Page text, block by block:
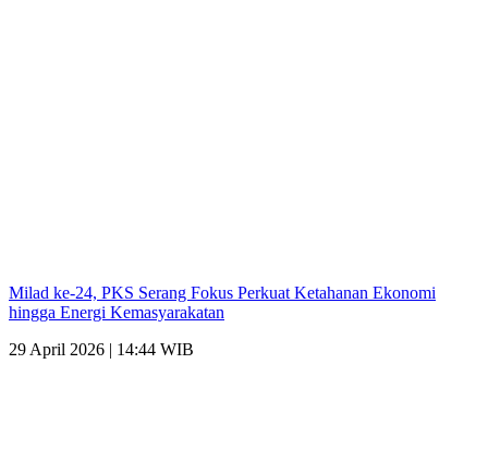
Milad ke-24, PKS Serang Fokus Perkuat Ketahanan Ekonomi
hingga Energi Kemasyarakatan
29 April 2026 | 14:44 WIB